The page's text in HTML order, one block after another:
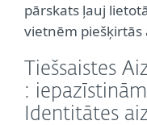
pārskats ļauj
vietnēm piešķirtās
Tiešsaistes
:
Identitātes